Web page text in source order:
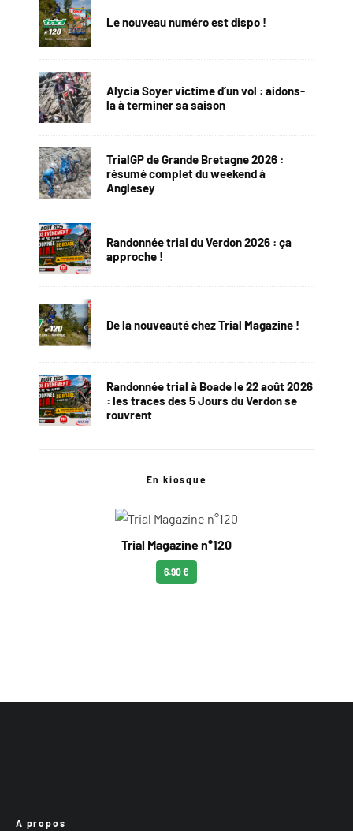
Le nouveau numéro est dispo !
Alycia Soyer victime d’un vol : aidons-
la à terminer sa saison
TrialGP de Grande Bretagne 2026 :
résumé complet du weekend à
Anglesey
Randonnée trial du Verdon 2026 : ça
approche !
De la nouveauté chez Trial Magazine !
Randonnée trial à Boade le 22 août 2026
: les traces des 5 Jours du Verdon se
rouvrent
En kiosque
Trial Magazine n°120
6.90 €
A propos